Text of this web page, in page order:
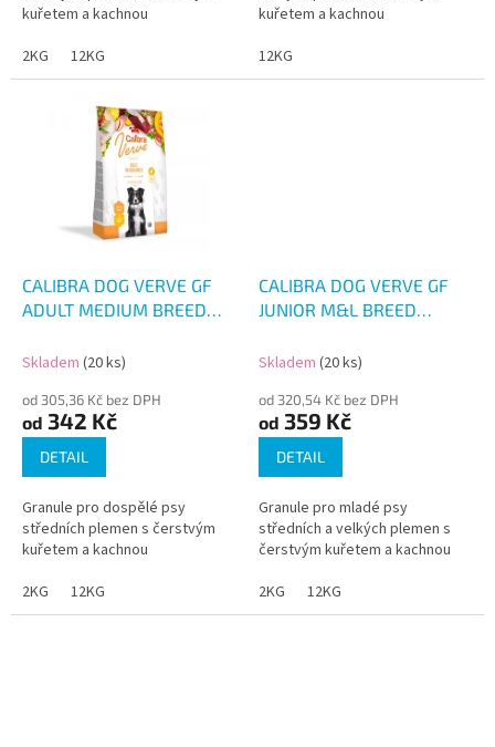
kuřetem a kachnou
2KG
12KG
kuřetem a kachnou
12KG
CALIBRA DOG VERVE GF
ADULT MEDIUM BREED
Skladem (20 ks)
od 305,36 Kč bez DPH
od 342 Kč
DETAIL
Granule pro dospělé psy
středních plemen s čerstvým
kuřetem a kachnou
2KG
12KG
CALIBRA DOG VERVE GF
JUNIOR M&L BREED
Skladem (20 ks)
od 320,54 Kč bez DPH
od 359 Kč
DETAIL
Granule pro mladé psy
středních a velkých plemen s
čerstvým kuřetem a kachnou
2KG
12KG